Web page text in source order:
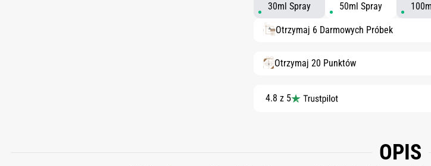
30ml Spray 50ml Spray
Otrzymaj 6 Darmowych Próbek
Otrzymaj 20 Punktów
4.8 z 5
OPIS